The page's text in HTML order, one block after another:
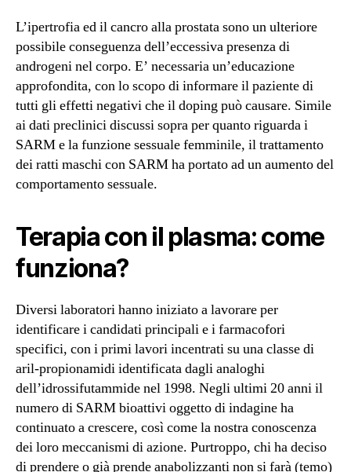
L’ipertrofia ed il cancro alla prostata sono un ulteriore
possibile conseguenza dell’eccessiva presenza di
androgeni nel corpo. E’ necessaria un’educazione
approfondita, con lo scopo di informare il paziente di
tutti gli effetti negativi che il doping può causare. Simile
ai dati preclinici discussi sopra per quanto riguarda i
SARM e la funzione sessuale femminile, il trattamento
dei ratti maschi con SARM ha portato ad un aumento del
comportamento sessuale.
Terapia con il plasma: come
funziona?
Diversi laboratori hanno iniziato a lavorare per
identificare i candidati principali e i farmacofori
specifici, con i primi lavori incentrati su una classe di
aril-propionamidi identificata dagli analoghi
dell’idrossifutammide nel 1998. Negli ultimi 20 anni il
numero di SARM bioattivi oggetto di indagine ha
continuato a crescere, così come la nostra conoscenza
dei loro meccanismi di azione. Purtroppo, chi ha deciso
di prendere o già prende anabolizzanti non si farà (temo)